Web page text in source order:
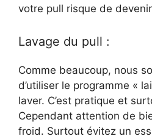
votre pull risque de
Lavage du pull :
Comme beaucoup, nous
d’utiliser le programme «
laver. C’est pratique et
Cependant attention de
froid. Surtout évitez un